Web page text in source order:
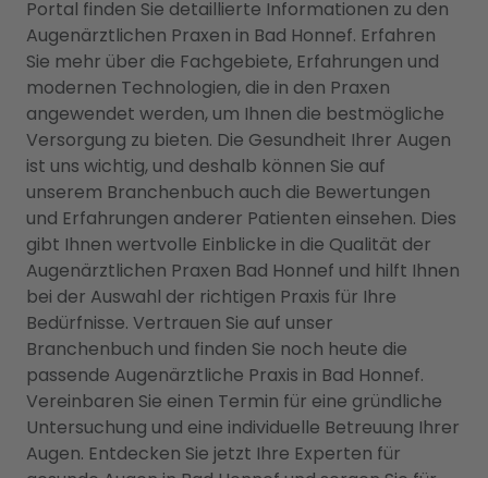
Portal finden Sie detaillierte Informationen zu den
Augenärztlichen Praxen in Bad Honnef. Erfahren
Sie mehr über die Fachgebiete, Erfahrungen und
modernen Technologien, die in den Praxen
angewendet werden, um Ihnen die bestmögliche
Versorgung zu bieten. Die Gesundheit Ihrer Augen
ist uns wichtig, und deshalb können Sie auf
unserem Branchenbuch auch die Bewertungen
und Erfahrungen anderer Patienten einsehen. Dies
gibt Ihnen wertvolle Einblicke in die Qualität der
Augenärztlichen Praxen Bad Honnef und hilft Ihnen
bei der Auswahl der richtigen Praxis für Ihre
Bedürfnisse. Vertrauen Sie auf unser
Branchenbuch und finden Sie noch heute die
passende Augenärztliche Praxis in Bad Honnef.
Vereinbaren Sie einen Termin für eine gründliche
Untersuchung und eine individuelle Betreuung Ihrer
Augen. Entdecken Sie jetzt Ihre Experten für